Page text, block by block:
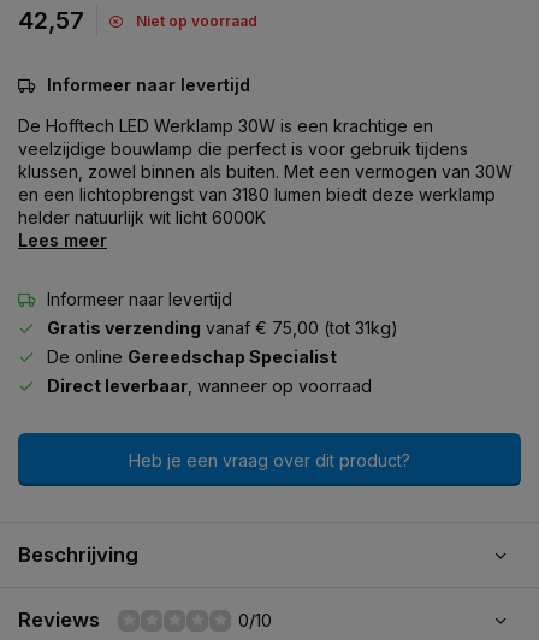
42,57 Niet op voorraad
Informeer naar levertijd
De Hofftech LED Werklamp 30W is een krachtige en
veelzijdige bouwlamp die perfect is voor gebruik tijdens
klussen, zowel binnen als buiten. Met een vermogen van 30W
en een lichtopbrengst van 3180 lumen biedt deze werklamp
helder natuurlijk wit licht 6000K
Lees meer
Informeer naar levertijd
Gratis verzending vanaf € 75,00 (tot 31kg)
De online Gereedschap Specialist
Direct leverbaar , wanneer op voorraad
Heb je een vraag over dit product?
Beschrijving
Reviews 0/10